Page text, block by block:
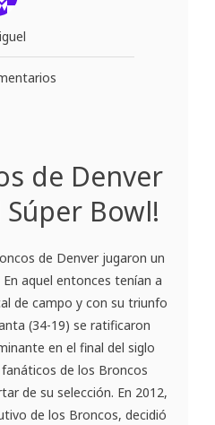
de Denver
Bowl!
de Denver jugaron un
aquel entonces tenían a
de campo y con su triunfo
(34-19) se ratificaron
en el final del siglo
de los Broncos
de su selección. En 2012,
de los Broncos, decidió